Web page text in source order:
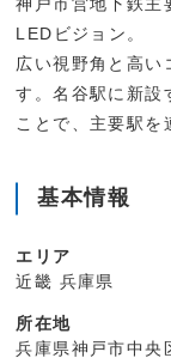
LEDビジョン。
広い視野角と高い
す。名谷駅に新設
ことで、主要駅を
基本情報
エリア
近畿 兵庫県
所在地
兵庫県神戸市中央